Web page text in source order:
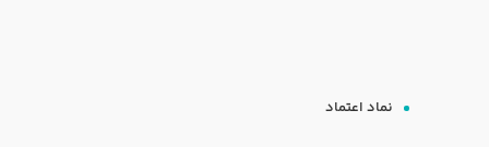
نماد اعتماد